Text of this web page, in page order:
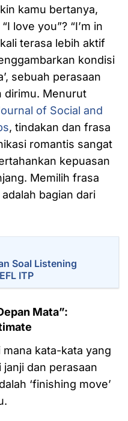
kamu bertanya,
love you”? “I’m in
terasa lebih aktif
kondisi
sebuah perasaan
dirimu. Menurut
of Social and
, tindakan dan frasa
romantis sangat
kepuasan
Memilih frasa
bagian dari
Soal Listening
ITP
Mata”:
kata-kata yang
dan perasaan
‘finishing move’